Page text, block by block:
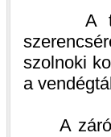
A
szolnoki
a
A záró